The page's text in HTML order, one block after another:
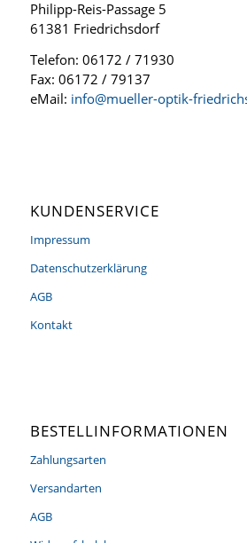
Philipp-Reis-Passage 5
61381 Friedrichsdorf
Telefon: 06172 / 71930
Fax: 06172 / 79137
eMail: info@mueller-optik-
KUNDENSERVICE
Impressum
Datenschutzerklärung
AGB
Kontakt
BESTELLINFORMATIONEN
Zahlungsarten
Versandarten
AGB